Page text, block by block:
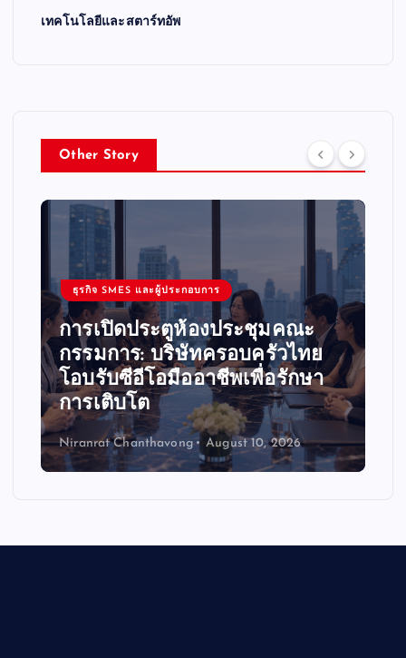
เทคโนโลยีและสตาร์ทอัพ
Other Story
ธุรกิจ SMES และผู้ประกอบการ
การเปิดประตูห้องประชุมคณะ
กรรมการ: บริษัทครอบครัวไทย
โอบรับซีอีโอมืออาชีพเพื่อรักษา
การเติบโต
Niranrat Chanthavong August 10, 2026